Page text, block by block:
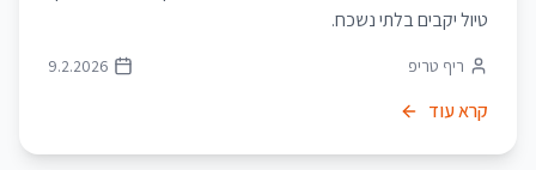
טיול יקבים בלתי נשכח.
ריף טריפ 9.2.2026
קרא עוד